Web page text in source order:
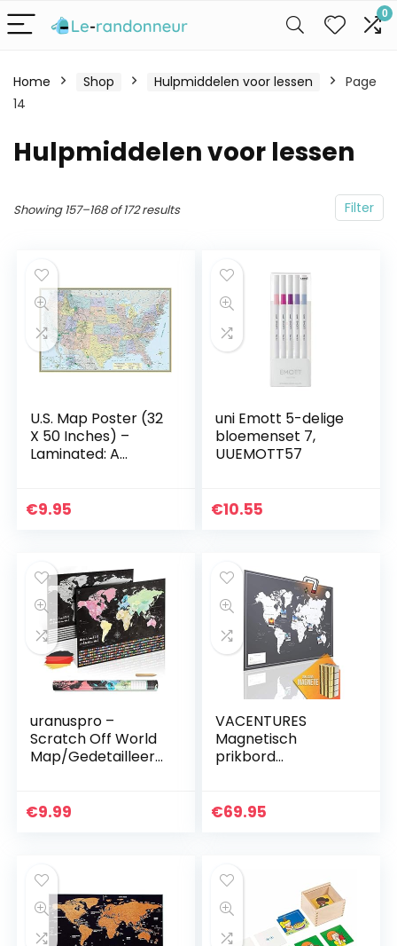
0
Home Shop Hulpmiddelen voor lessen
Page
14
Hulpmiddelen voor lessen
Filter
Showing 157–168 of 172 results
U.S. Map Poster (32
X 50 Inches) –
Laminated: A
€9.95
uni Emott 5-delige
bloemenset 7,
UUEMOTT57
€10.55
uranuspro –
Scratch Off World
Map/Gedetailleerd
posterformaat 84
€9.99
VACENTURES
Magnetisch
prikbord
magnetische
I verzamel foto’s en
magneten I
Magneetposter DIN
A1 – wereldkaart
€69.95